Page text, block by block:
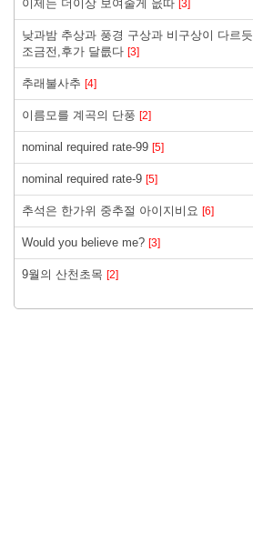
이제는 더이상 보여줄게 읎따 [3]
낮과밤 추상과 풍경 구상과 비구상이 다르듯
조금전,후가 달릆다 [3]
추래불사추 [4]
이름모를 계곡의 단풍 [2]
nominal required rate-99 [5]
nominal required rate-9 [5]
추석은 한가위 중추절 아이지비요 [6]
Would you believe me? [3]
9월의 산천초목 [2]